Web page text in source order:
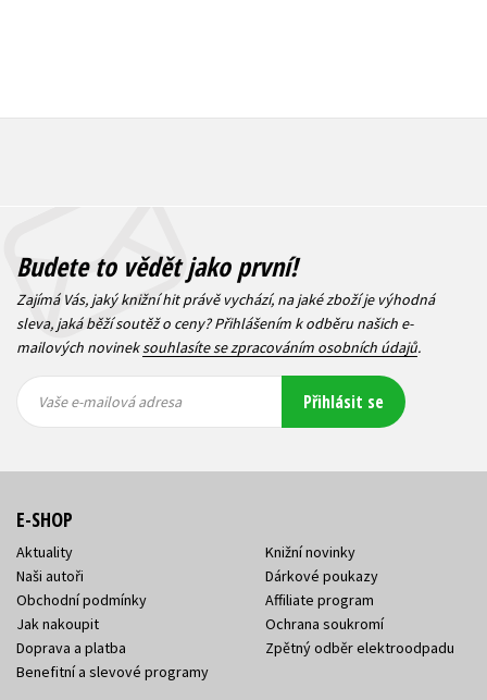
Budete to vědět jako první!
Zajímá Vás, jaký knižní hit právě vychází, na jaké zboží je výhodná
sleva, jaká běží soutěž o ceny? Přihlášením k odběru našich e-
mailových novineksouhlasíte se zpracováním osobních údajů.
mailová
mailová
Vaše e-mailová adresa Přihlásit se
E-SHOP
Aktuality
Naši autoři
Obchodní podmínky
Jak nakoupit
Doprava a platba
Benefitní a slevové programy
Knižní novinky
Dárkové poukazy
Affiliate program
Ochrana soukromí
Zpětný odběr elektroodpadu